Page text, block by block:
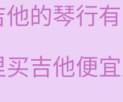
他的琴行
买吉他便